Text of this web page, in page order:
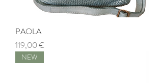
PAOLA
Prezzo
119,00 €
NEW